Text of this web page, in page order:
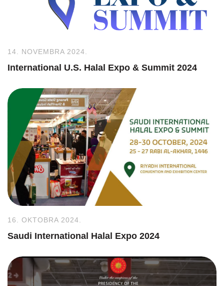
14. NOVEMBRA 2024.
International U.S. Halal Expo & Summit 2024
16. OKTOBRA 2024.
Saudi International Halal Expo 2024